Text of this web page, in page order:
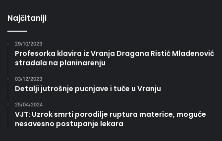
Najčitaniji
29/10/2023
Profesorka klavira iz Vranja Dragana Ristić Mladenović
stradala na planinarenju
03/12/2023
Detalji jutrošnje pucnjave i tuče u Vranju
25/04/2024
VJT: Uzrok smrti porodilje ruptura materice, moguće
nesavesno postupanje lekara